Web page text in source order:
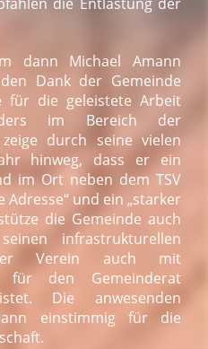
dann Michael Amann
Dank der Gemeinde
für die geleistete Arbeit
im Bereich der
durch seine vielen
hinweg, dass er ein
im Ort neben dem TSV
Adresse“ und ein „starker
die Gemeinde auch
infrastrukturellen
Verein auch mit
für den Gemeinderat
Die anwesenden
einstimmig für die